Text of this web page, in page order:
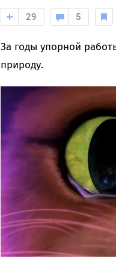
29 5
За годы упорной
природу.